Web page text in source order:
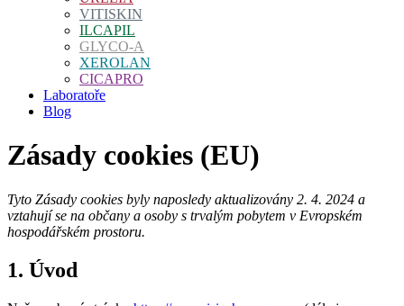
VITISKIN
ILCAPIL
GLYCO-A
XEROLAN
CICAPRO
Laboratoře
Blog
Zásady cookies (EU)
Tyto Zásady cookies byly naposledy aktualizovány 2. 4. 2024 a
vztahují se na občany a osoby s trvalým pobytem v Evropském
hospodářském prostoru.
1. Úvod